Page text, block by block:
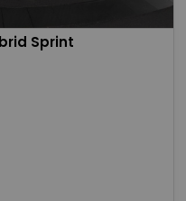
Sprint